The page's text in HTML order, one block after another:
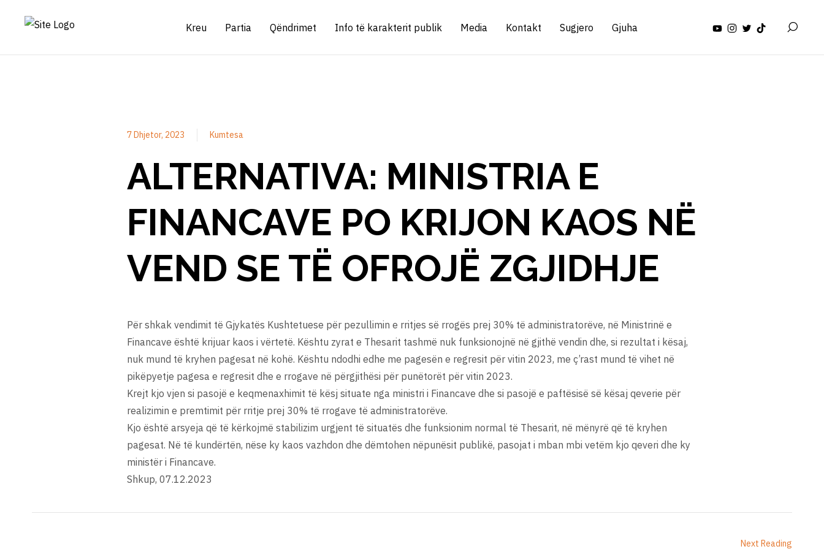
Kreu Partia Qëndrimet Info të karakterit publik Media Kontakt Sugjero Gjuha
7 Dhjetor, 2023 Kumtesa
ALTERNATIVA: MINISTRIA E
FINANCAVE PO KRIJON KAOS NË
VEND SE TË OFROJË ZGJIDHJE
Për shkak vendimit të Gjykatës Kushtetuese për pezullimin e rritjes së rrogës prej 30% të administratorëve, në Ministrinë e
Financave është krijuar kaos i vërtetë. Kështu zyrat e Thesarit tashmë nuk funksionojnë në gjithë vendin dhe, si rezultat i kësaj,
nuk mund të kryhen pagesat në kohë. Kështu ndodhi edhe me pagesën e regresit për vitin 2023, me ç’rast mund të vihet në
pikëpyetje pagesa e regresit dhe e rrogave në përgjithësi për punëtorët për vitin 2023.
Krejt kjo vjen si pasojë e keqmenaxhimit të kësj situate nga ministri i Financave dhe si pasojë e paftësisë së kësaj qeverie për
realizimin e premtimit për rritje prej 30% të rrogave të administratorëve.
Kjo është arsyeja që të kërkojmë stabilizim urgjent të situatës dhe funksionim normal të Thesarit, në mënyrë që të kryhen
pagesat. Në të kundërtën, nëse ky kaos vazhdon dhe dëmtohen nëpunësit publikë, pasojat i mban mbi vetëm kjo qeveri dhe ky
ministër i Financave.
Shkup, 07.12.2023
Next Reading